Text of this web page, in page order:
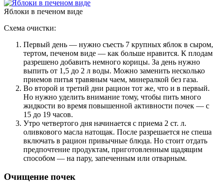
Яблоки в печеном виде
Схема очистки:
Первый день — нужно съесть 7 крупных яблок в сыром,
тертом, печеном виде — как больше нравится. К плодам
разрешено добавить немного корицы. За день нужно
выпить от 1,5 до 2 л воды. Можно заменить несколько
приемов питья травяным чаем, минералкой без газа.
Во второй и третий дни рацион тот же, что и в первый.
Но нужно уделить внимание тому, чтобы пить много
жидкости во время повышенной активности почек — с
15 до 19 часов.
Утро четвертого дня начинается с приема 2 ст. л.
оливкового масла натощак. После разрешается не спеша
включать в рацион привычные блюда. Но стоит отдать
предпочтение продуктам, приготовленным щадящим
способом — на пару, запеченным или отварным.
Очищение почек